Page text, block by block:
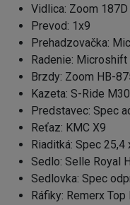
Vidlica: Zoom
Prevod: 1x9
Prehadzovačka:
Radenie:
Brzdy: Zoom HB-
Kazeta: S-Ride
Predstavec: Spec
Reťaz: KMC X9
Riaditká: Spec 25,4
Sedlo: Selle Royal
Sedlovka: Spec
Ráfiky: Remerx